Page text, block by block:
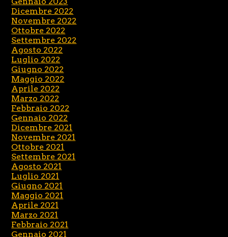
Dicembre 2022
Novembre 2022
Ottobre 2022
Settembre 2022
Agosto 2022
Luglio 2022
Giugno 2022
Maggio 2022
Aprile 2022
Marzo 2022
Febbraio 2022
Gennaio 2022
Dicembre 2021
Novembre 2021
Ottobre 2021
Settembre 2021
Agosto 2021
Luglio 2021
Giugno 2021
Maggio 2021
Aprile 2021
Marzo 2021
Febbraio 2021
Gennaio 2021